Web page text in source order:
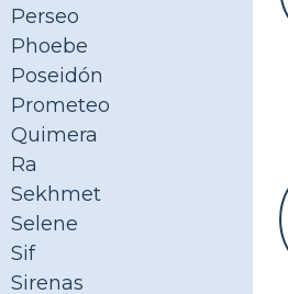
Perseo
Phoebe
Poseidón
Prometeo
Quimera
Ra
Sekhmet
Selene
Sif
Sirenas